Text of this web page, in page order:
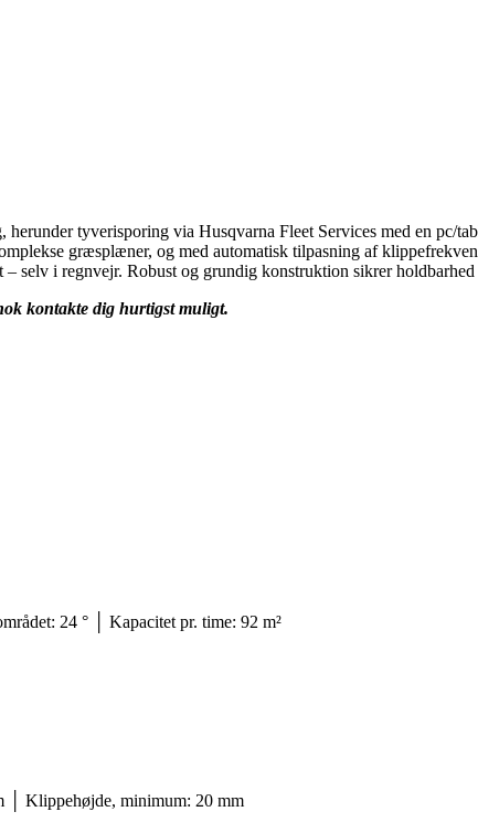
tyverisporing via Husqvarna Fleet Services med en pc/
græsplæner, og med automatisk tilpasning af
selv i regnvejr. Robust og grundig konstruktion sikrer
kontakte dig hurtigst muligt.
24 ° │ Kapacitet pr. time: 92 m²
│ Klippehøjde, minimum: 20 mm